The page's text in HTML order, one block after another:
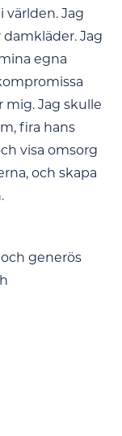
världen. Jag
Jag
egna
mig. Jag skulle
fira hans
visa omsorg
och skapa
generös